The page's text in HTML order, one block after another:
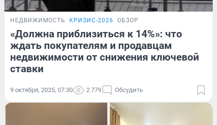
НЕДВИЖИМОСТЬ КРИЗИС-2026 ОБЗОР
«Должна приблизиться к 14%»: что
ждать покупателям и продавцам
недвижимости от снижения ключевой
ставки
9 октября, 2025, 07:30 2 779 Обсудить